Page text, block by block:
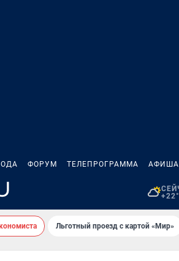
ФОРУМ ТЕЛЕПРОГРАММА АФИША
Льготный проезд с картой «Мир»